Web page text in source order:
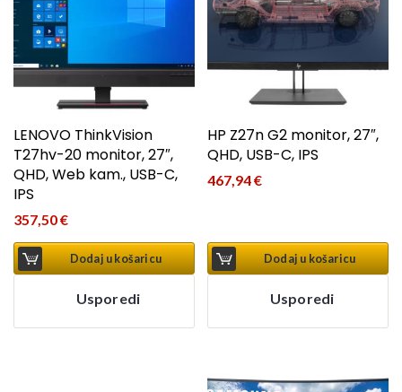
LENOVO ThinkVision
T27hv-20 monitor, 27″,
QHD, Web kam., USB-C,
IPS
357,50€
Dodaj u košaricu
Usporedi
HP Z27n G2 monitor, 27″,
QHD, USB-C, IPS
467,94€
Dodaj u košaricu
Usporedi